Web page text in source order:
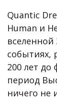
Quantic
Human и
событиях,
200 лет до
период
ничего не